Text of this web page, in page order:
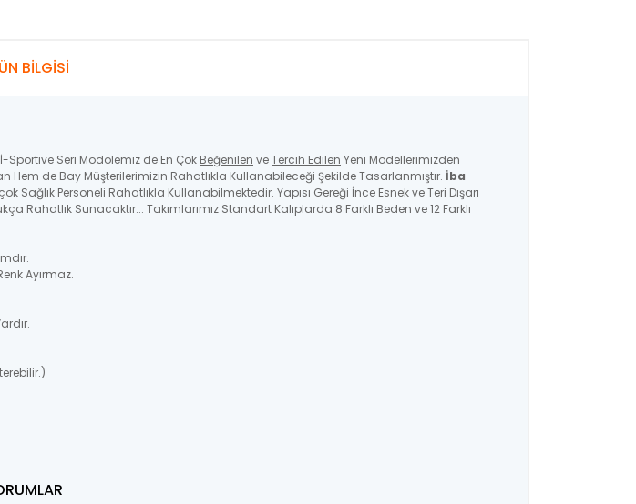
BİLGİSİ
Sportive Seri Modolemiz de En Çok Beğenilen veTercih Edilen Yeni Modellerimizden
Hem de Bay Müşterilerimizin Rahatlıkla Kullanabileceği Şekilde Tasarlanmıştır. İba
Sağlık Personeli Rahatlıkla Kullanabilmektedir. Yapısı Gereği İnce Esnek ve Teri Dışarı
Rahatlık Sunacaktır... Takımlarımız Standart Kalıplarda 8 Farklı Beden ve 12 Farklı
Ayırmaz.